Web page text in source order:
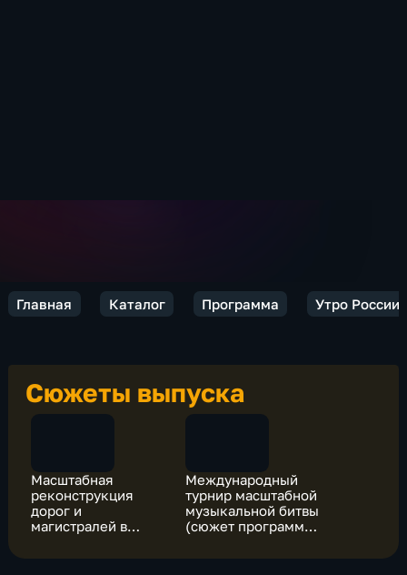
Главная Каталог Программа Утро России
Сюжеты выпуска
Масштабная
реконструкция
дорог и
магистралей в
Международный
турнир масштабной
музыкальной битвы
(сюжет программы